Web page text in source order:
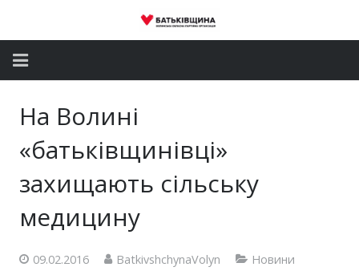
Депутатський корпус
На Волині
«батьківщинівці»
захищають сільську
медицину
09.02.2016 BatkivshchynaVolyn
Новини